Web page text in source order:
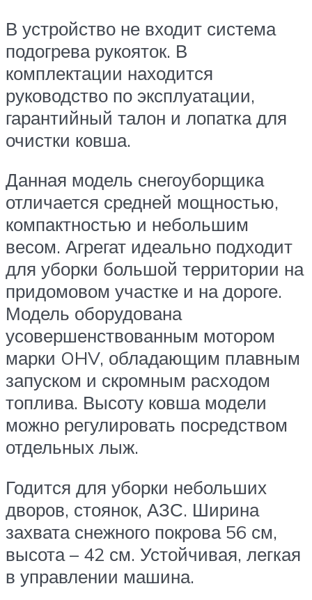
В устройство не входит система
подогрева рукояток. В
комплектации находится
руководство по эксплуатации,
гарантийный талон и лопатка для
очистки ковша.
Данная модель снегоуборщика
отличается средней мощностью,
компактностью и небольшим
весом. Агрегат идеально подходит
для уборки большой территории на
придомовом участке и на дороге.
Модель оборудована
усовершенствованным мотором
марки OHV, обладающим плавным
запуском и скромным расходом
топлива. Высоту ковша модели
можно регулировать посредством
отдельных лыж.
Годится для уборки небольших
дворов, стоянок, АЗС. Ширина
захвата снежного покрова 56 см,
высота – 42 см. Устойчивая, легкая
в управлении машина.